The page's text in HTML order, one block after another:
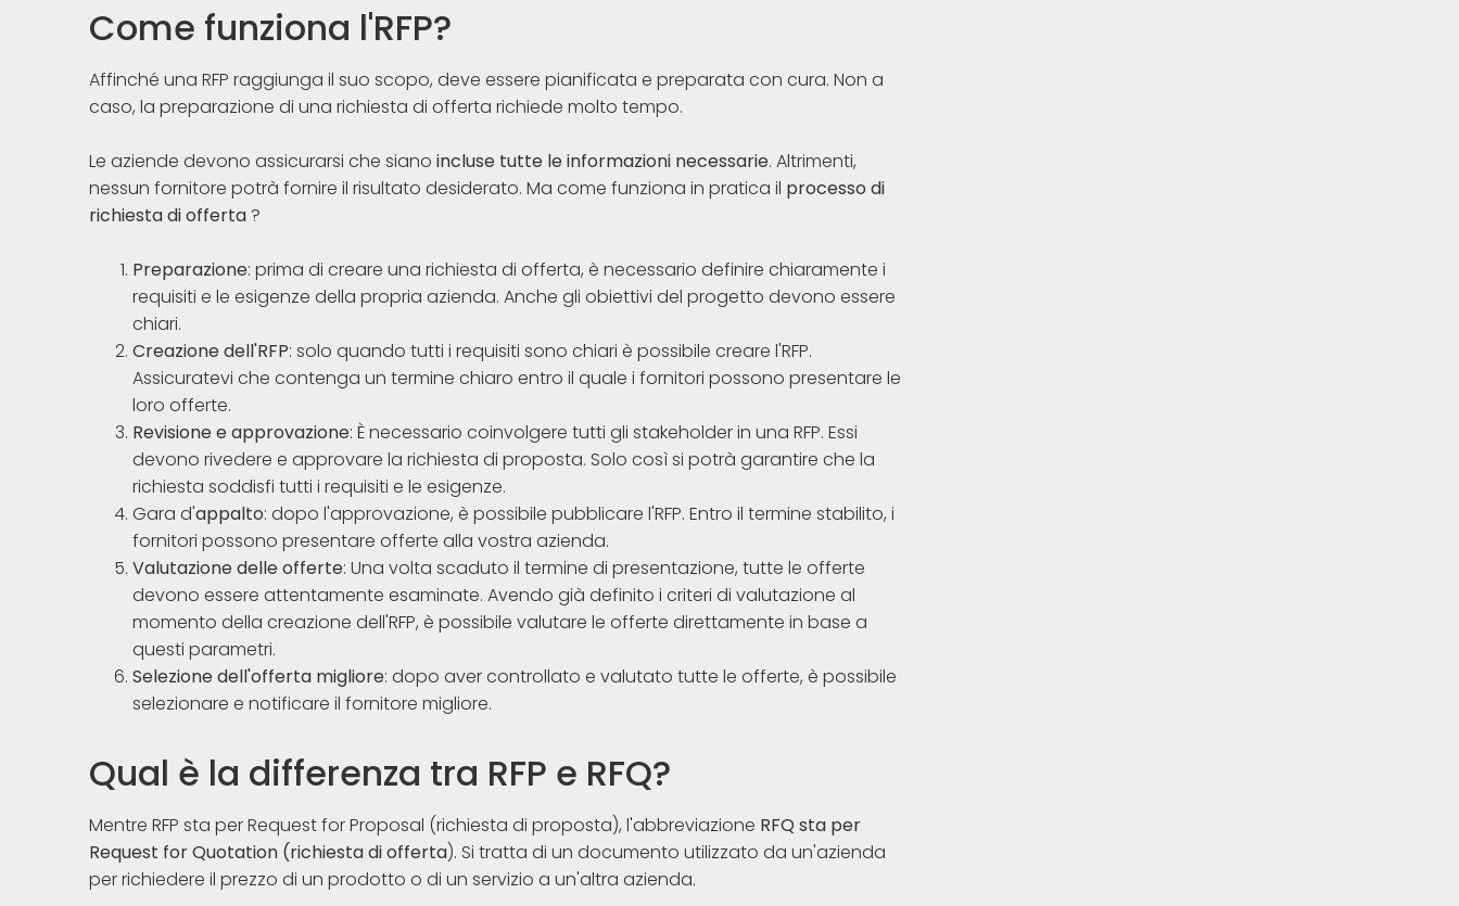
Come funziona l'RFP?
Affinché una RFP raggiunga il suo scopo, deve essere pianificata e preparata con cura. Non a
caso, la preparazione di una richiesta di offerta richiede molto tempo.
Le aziende devono assicurarsi che siano incluse tutte le informazioni necessarie. Altrimenti,
nessun fornitore potrà fornire il risultato desiderato. Ma come funziona in pratica il processo di
richiesta di offerta ?
Preparazione: prima di creare una richiesta di offerta, è necessario definire chiaramente i
requisiti e le esigenze della propria azienda. Anche gli obiettivi del progetto devono essere
chiari.
Creazione dell'RFP: solo quando tutti i requisiti sono chiari è possibile creare l'RFP.
Assicuratevi che contenga un termine chiaro entro il quale i fornitori possono presentare le
loro offerte.
Revisione e approvazione: È necessario coinvolgere tutti gli stakeholder in una RFP. Essi
devono rivedere e approvare la richiesta di proposta. Solo così si potrà garantire che la
richiesta soddisfi tutti i requisiti e le esigenze.
Gara d'appalto: dopo l'approvazione, è possibile pubblicare l'RFP. Entro il termine stabilito, i
fornitori possono presentare offerte alla vostra azienda.
Valutazione delle offerte: Una volta scaduto il termine di presentazione, tutte le offerte
devono essere attentamente esaminate. Avendo già definito i criteri di valutazione al
momento della creazione dell'RFP, è possibile valutare le offerte direttamente in base a
questi parametri.
Selezione dell'offerta migliore: dopo aver controllato e valutato tutte le offerte, è possibile
selezionare e notificare il fornitore migliore.
Qual è la differenza tra RFP e RFQ?
Mentre RFP sta per Request for Proposal (richiesta di proposta), l'abbreviazione RFQ sta per
Request for Quotation (richiesta di offerta). Si tratta di un documento utilizzato da un'azienda
per richiedere il prezzo di un prodotto o di un servizio a un'altra azienda.